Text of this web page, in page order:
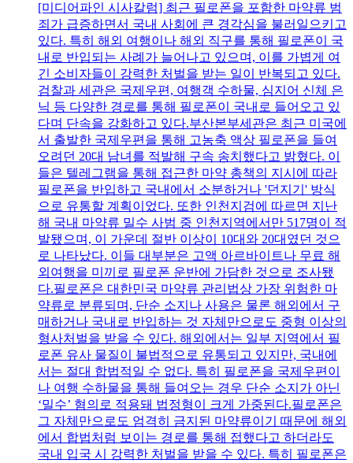
[미디어파인 시사칼럼] 최근 필로폰을 포함한 마약류 범
죄가 급증하면서 국내 사회에 큰 경각심을 불러일으키고
있다. 특히 해외 여행이나 해외 직구를 통해 필로폰이 국
내로 반입되는 사례가 늘어나고 있으며, 이를 가볍게 여
긴 소비자들이 강력한 처벌을 받는 일이 반복되고 있다.
검찰과 세관은 국제우편, 여행객 수하물, 심지어 신체 은
닉 등 다양한 경로를 통해 필로폰이 국내로 들어오고 있
다며 단속을 강화하고 있다.부산본부세관은 최근 미국에
서 출발한 국제우편을 통해 고농축 액상 필로폰을 들여
오려던 20대 남녀를 적발해 구속 송치했다고 밝혔다. 이
들은 텔레그램을 통해 접근한 마약 총책의 지시에 따라
필로폰을 반입하고 국내에서 소분하거나 '던지기' 방식
으로 유통할 계획이었다. 또한 인천지검에 따르면 지난
해 국내 마약류 밀수 사범 중 인천지역에서만 517명이 적
발됐으며, 이 가운데 절반 이상이 10대와 20대였던 것으
로 나타났다. 이들 대부분은 고액 아르바이트나 무료 해
외여행을 미끼로 필로폰 운반에 가담한 것으로 조사됐
다.필로폰은 대한민국 마약류 관리법상 가장 위험한 마
약류로 분류되며, 단순 소지나 사용은 물론 해외에서 구
매하거나 국내로 반입하는 것 자체만으로도 중형 이상의
형사처벌을 받을 수 있다. 해외에서는 일부 지역에서 필
로폰 유사 물질이 불법적으로 유통되고 있지만, 국내에
서는 절대 합법적일 수 없다. 특히 필로폰을 국제우편이
나 여행 수하물을 통해 들여오는 경우 단순 소지가 아닌
‘밀수’ 혐의로 적용돼 법정형이 크게 가중된다.필로폰은
그 자체만으로도 엄격히 금지된 마약류이기 때문에 해외
에서 합법처럼 보이는 경로를 통해 접했다고 하더라도
국내 입국 시 강력한 처벌을 받을 수 있다. 특히 필로폰은